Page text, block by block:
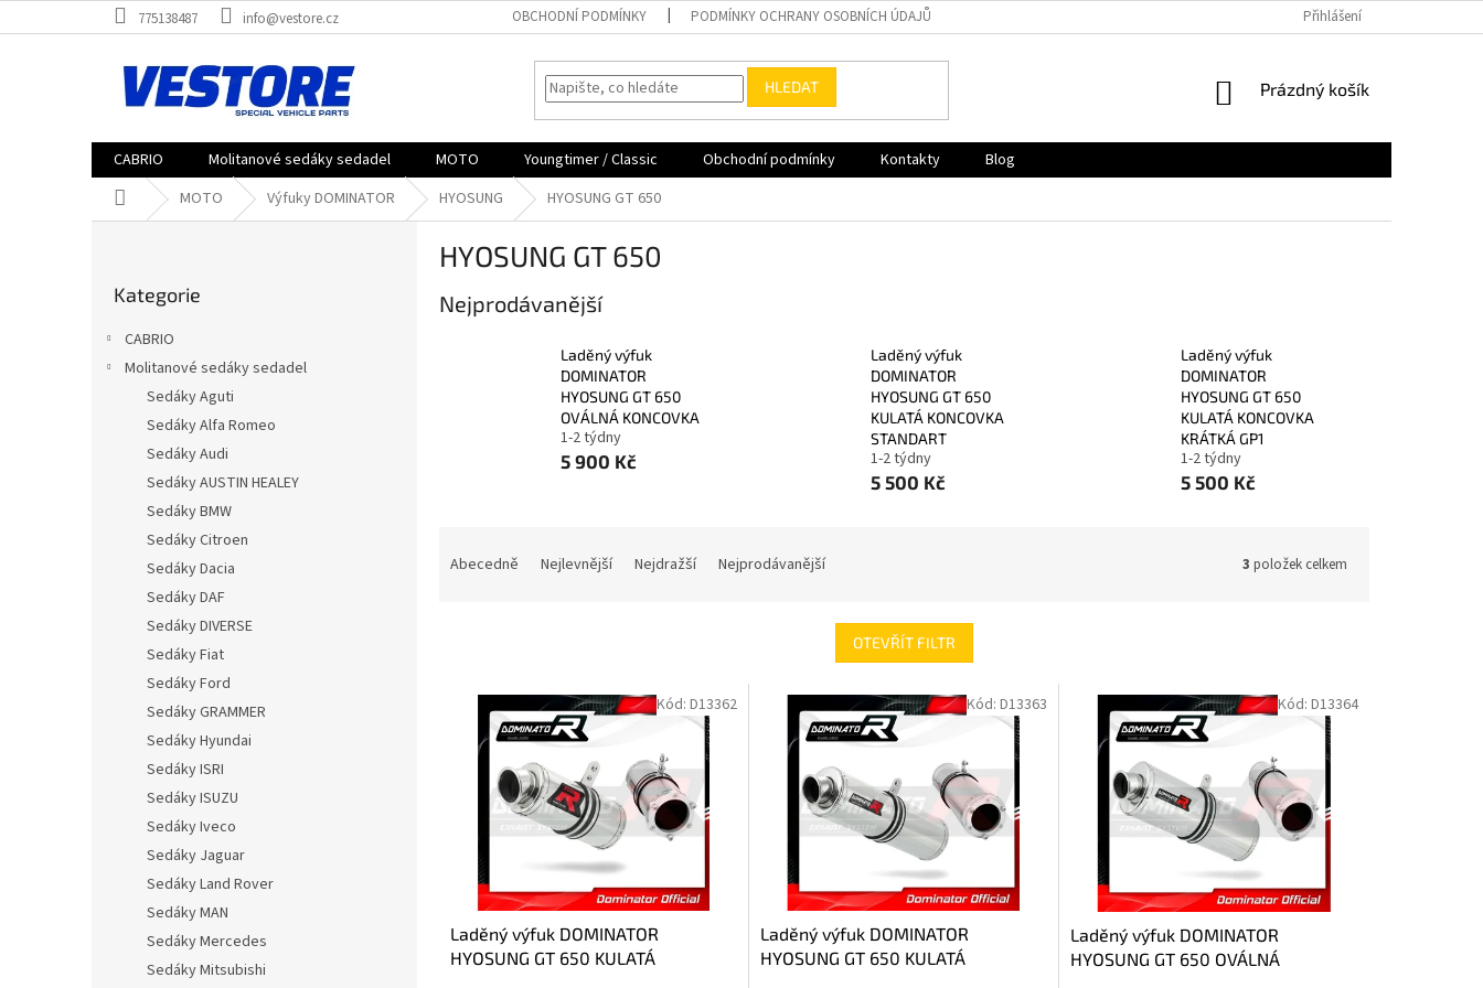
na
775138487 info@vestore.cz OBCHODNÍ PODMÍNKY PODMÍNKY OCHRANY OSOBNÍCH ÚDAJŮ Přihlášení
HLEDAT
NÁKUPNÍ
Prázdný košík
CABRIO Molitanové sedáky sedadel MOTO Youngtimer / Classic Obchodní podmínky Kontakty
Blog
Domů MOTO Výfuky DOMINATOR HYOSUNG HYOSUNG GT 650
kategorie
Kategorie
CABRIO
Molitanové sedáky sedadel
Sedáky Aguti
Sedáky Alfa Romeo
Sedáky Audi
Sedáky AUSTIN HEALEY
Sedáky BMW
Sedáky Citroen
Sedáky Dacia
Sedáky DAF
Sedáky DIVERSE
Sedáky Fiat
Sedáky Ford
Sedáky GRAMMER
Sedáky Hyundai
Sedáky ISRI
Sedáky ISUZU
Sedáky Iveco
Sedáky Jaguar
Sedáky Land Rover
Sedáky MAN
Sedáky Mercedes
Sedáky Mitsubishi
HYOSUNG GT 650
Nejprodávanější
Laděný výfuk
DOMINATOR
HYOSUNG GT 650
OVÁLNÁ KONCOVKA
1-2 týdny
5 900 Kč
Laděný výfuk
DOMINATOR
HYOSUNG GT 650
KULATÁ KONCOVKA
STANDART
1-2 týdny
5 500 Kč
Laděný výfuk
DOMINATOR
HYOSUNG GT 650
KULATÁ KONCOVKA
KRÁTKÁ GP1
1-2 týdny
5 500 Kč
Abecedně Nejlevnější Nejdražší Nejprodávanější 3 položek celkem
OTEVŘÍT FILTR
Laděný výfuk DOMINATOR
HYOSUNG GT 650 KULATÁ
Kód: D13362
Laděný výfuk DOMINATOR
HYOSUNG GT 650 KULATÁ
Kód: D13363
Laděný výfuk DOMINATOR
HYOSUNG GT 650 OVÁLNÁ
Kód: D13364